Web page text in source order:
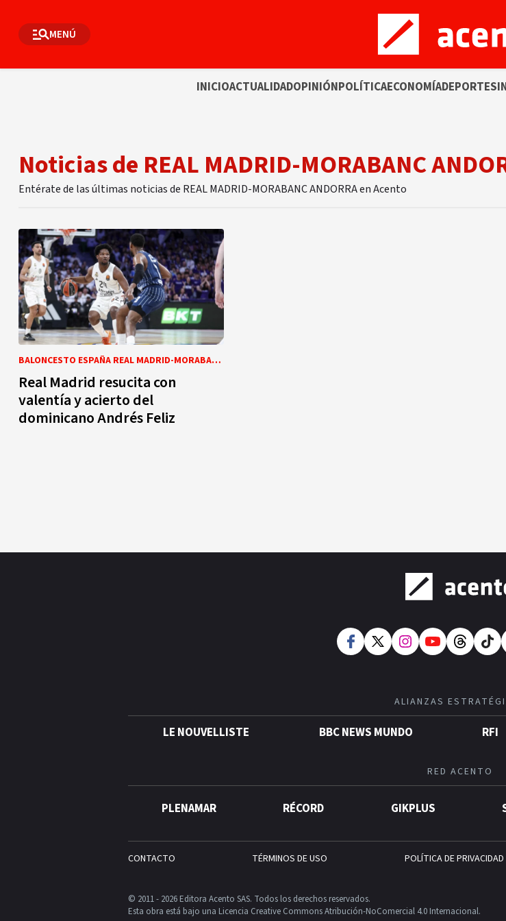
MENÚ
INICIOACTUALIDADOPINIÓNPOLÍTICAECONOMÍADEPORTES
Noticias de REAL MADRID-MORABANC
Entérate de las últimas noticias de REAL MADRID-MORABANC ANDORRA en Acento
BALONCESTO ESPAÑA REAL MADRID-MORABANC ANDORRA
Real Madrid resucita con
valentía y acierto del
dominicano Andrés Feliz
ALIANZAS
LE NOUVELLISTE BBC NEWS MUNDO RFI
RED ACENTO
PLENAMAR RÉCORD GIKPLUS
CONTACTO TÉRMINOS DE USO POLÍTICA DE PRIVACIDAD
© 2011 - 2026 Editora Acento SAS. Todos los derechos reservados.
Esta obra está bajo una Licencia Creative Commons Atribución-NoComercial 4.0 Internacional.